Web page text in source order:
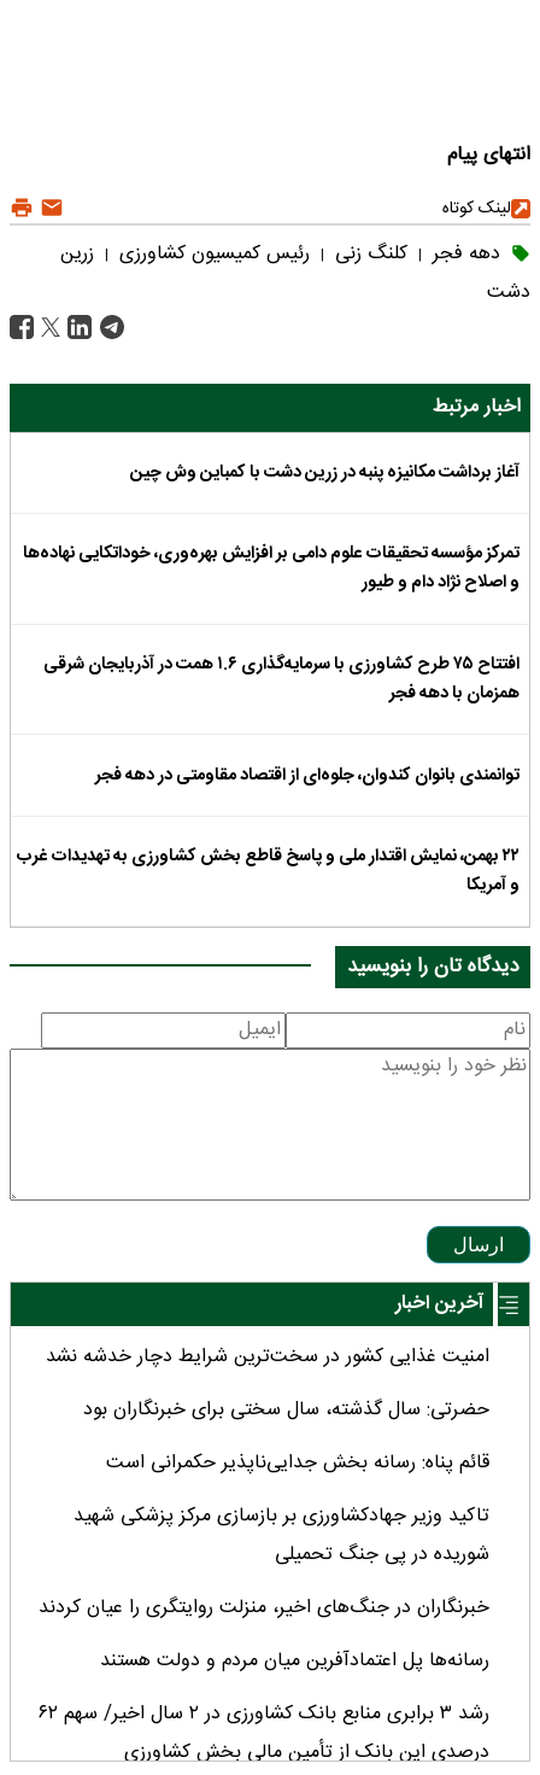
انتهای پیام
لینک کوتاه
دهه فجر | کلنگ زنی | رئیس کمیسیون کشاورزی | زرین
دشت
اخبار مرتبط
آغاز برداشت مکانیزه پنبه در زرین دشت با کمباین وش چین
تمرکز مؤسسه تحقیقات علوم دامی بر افزایش بهره‌وری، خوداتکایی نهاده‌ها
و اصلاح نژاد دام و طیور
افتتاح ۷۵ طرح کشاورزی با سرمایه‌گذاری ۱.۶ همت در آذربایجان شرقی
همزمان با دهه فجر
توانمندی بانوان کندوان، جلوه‌ای از اقتصاد مقاومتی در دهه فجر
۲۲ بهمن، نمایش اقتدار ملی و پاسخ قاطع بخش کشاورزی به تهدیدات غرب
و آمریکا
دیدگاه تان را بنویسید
ارسال
آخرین اخبار
امنیت غذایی کشور در سخت‌ترین شرایط دچار خدشه نشد
حضرتی: سال گذشته، سال سختی برای خبرنگاران بود
قائم پناه: رسانه بخش جدایی‌ناپذیر حکمرانی است
تاکید وزیر جهادکشاورزی بر بازسازی مرکز پزشکی شهید
شوریده در پی جنگ تحمیلی
خبرنگاران در جنگ‌های اخیر، منزلت روایتگری را عیان کردند
رسانه‌ها پل اعتمادآفرین میان مردم و دولت هستند
رشد ۳ برابری منابع بانک کشاورزی در ۲ سال اخیر/ سهم ۶۲
درصدی این بانک از تأمین مالی بخش کشاورزی